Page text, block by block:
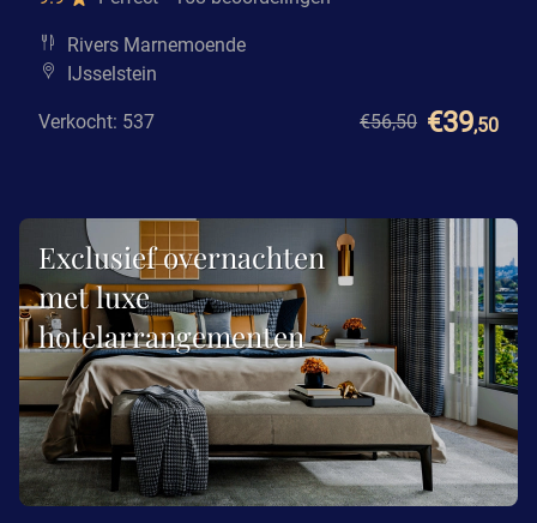
Rivers Marnemoende
IJsselstein
Verkocht: 537 €56,50 €39,50
Exclusief overnachten
met luxe
hotelarrangementen